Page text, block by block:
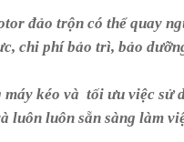
đảo trộn có thể quay
chi phí bảo trì, bảo
kéo và tối ưu việc sử
luôn luôn sẵn sàng làm